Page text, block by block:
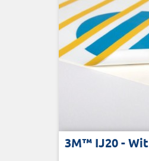
3M™ IJ20 - Wit